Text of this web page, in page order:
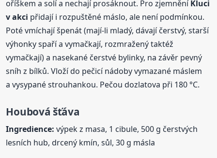
oříškem a solí a nechají prosáknout. Pro zjemněníKluci
v akci přidají i rozpuštěné máslo, ale není podmínkou.
Poté vmíchají špenát (mají-li mladý, dávají čerstvý, starší
výhonky spaří a vymačkají, rozmražený taktéž
vymačkají) a nasekané čerstvé bylinky, na závěr pevný
sníh z bílků. Vloží do pečicí nádoby vymazané máslem
a vysypané strouhankou. Pečou dozlatova při 180 °C.
Houbová šťáva
Ingredience: výpek z masa, 1 cibule, 500 g čerstvých
lesních hub, drcený kmín, sůl, 30 g másla